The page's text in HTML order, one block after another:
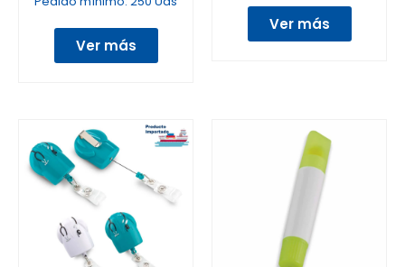
Ver más
Ver más